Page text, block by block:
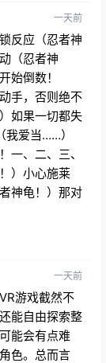
一天前
反应（忍者神
（忍者神
始倒数！
手，否则绝不
如果一切都失
我爱当……）
一、二、三、
）小心施莱
神龟！）那对
一天前
游戏截然不
能自由探索整
能会有点难
色。总而言